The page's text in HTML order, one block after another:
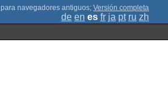
; Versión completa
de en es fr ja pt ru zh